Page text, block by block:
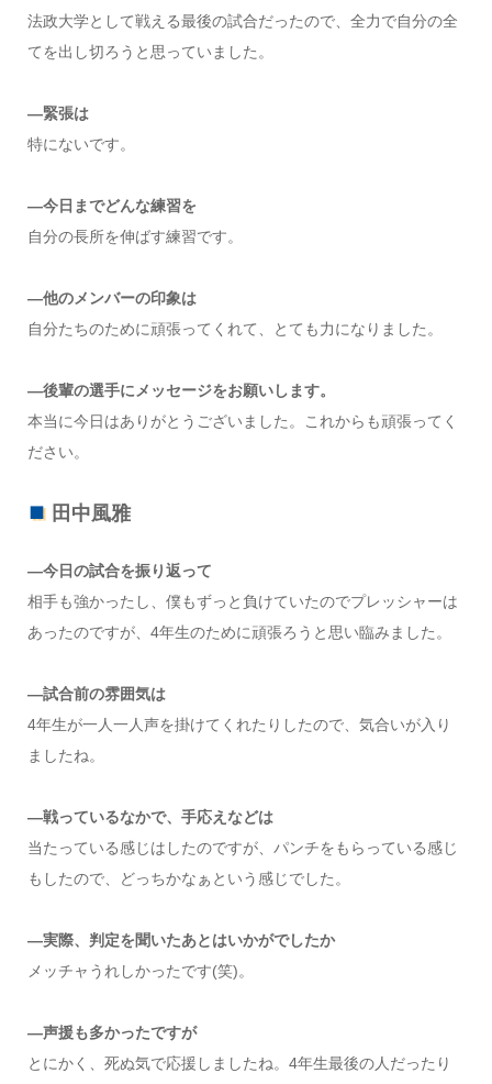
法政大学として戦える最後の試合だったので、全力で自分の全
てを出し切ろうと思っていました。
―緊張は
特にないです。
―今日までどんな練習を
自分の長所を伸ばす練習です。
―他のメンバーの印象は
自分たちのために頑張ってくれて、とても力になりました。
―後輩の選手にメッセージをお願いします。
本当に今日はありがとうございました。これからも頑張ってく
ださい。
田中風雅
―今日の試合を振り返って
相手も強かったし、僕もずっと負けていたのでプレッシャーは
あったのですが、4年生のために頑張ろうと思い臨みました。
―試合前の雰囲気は
4年生が一人一人声を掛けてくれたりしたので、気合いが入り
ましたね。
―戦っているなかで、手応えなどは
当たっている感じはしたのですが、パンチをもらっている感じ
もしたので、どっちかなぁという感じでした。
―実際、判定を聞いたあとはいかがでしたか
メッチャうれしかったです(笑)。
―声援も多かったですが
とにかく、死ぬ気で応援しましたね。4年生最後の人だったり